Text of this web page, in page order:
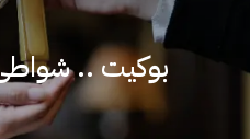
بوكيت ..